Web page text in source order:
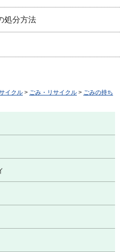
処分方法
イクル > ごみ・リサイクル > ごみの持ち